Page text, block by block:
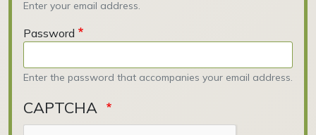
Enter your email address.
Password
Enter the password that accompanies your email address.
CAPTCHA